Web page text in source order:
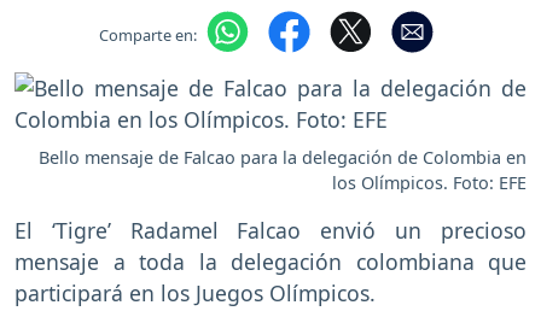
Comparte en:
Bello mensaje de Falcao para la delegación de Colombia en
los Olímpicos. Foto: EFE
El ‘Tigre’ Radamel Falcao envió un precioso
mensaje a toda la delegación colombiana que
participará en los Juegos Olímpicos.